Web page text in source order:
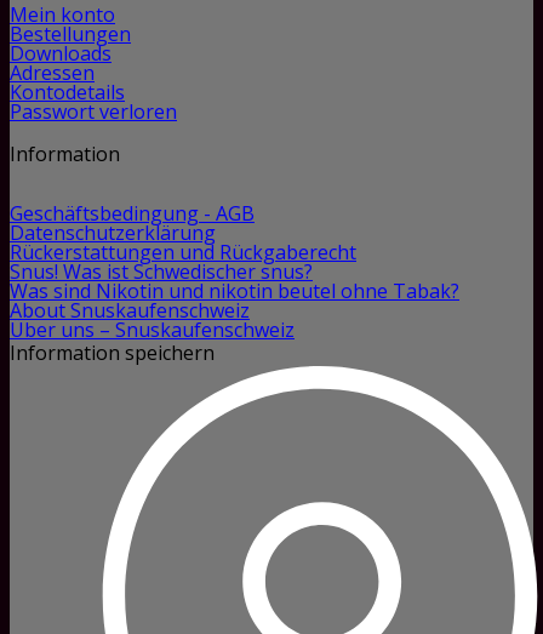
Mein konto
Bestellungen
Downloads
Adressen
Kontodetails
Passwort verloren
Information
Geschäftsbedingung - AGB
Datenschutzerklärung
Rückerstattungen und Rückgaberecht
Snus! Was ist Schwedischer snus?
Was sind Nikotin und nikotin beutel ohne Tabak?
About Snuskaufenschweiz
Über uns – Snuskaufenschweiz
Information speichern